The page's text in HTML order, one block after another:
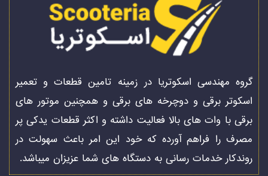
گروه مهندسی اسکوتریا در زمینه تامین قطعات و تعمیر
اسکوتر برقی و دوچرخه های برقی و همچنین موتور های
برقی با وات های بالا فعالیت داشته و اکثر قطعات یدکی پر
مصرف را فراهم آورده که خود این امر باعث سهولت در
روندکار خدمات رسانی به دستگاه های شما عزیزان میباشد.